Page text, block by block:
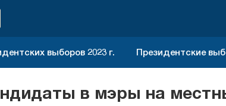
выборов 2023 г. Президентские
в мэры на